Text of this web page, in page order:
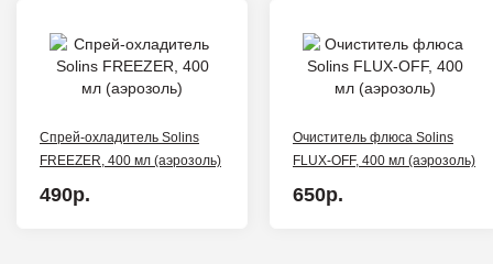
Спрей-охладитель Solins
FREEZER, 400 мл (аэрозоль)
490р.
Очиститель флюса Solins
FLUX-OFF, 400 мл (аэрозоль)
650р.